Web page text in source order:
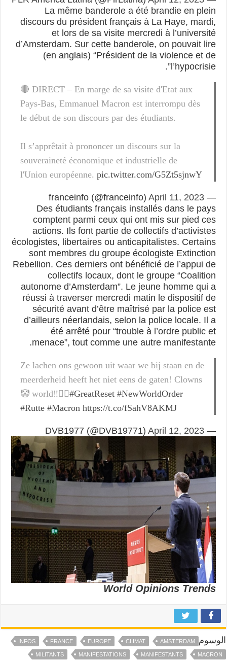
La même banderole a été brandie en plein
discours du président français à La Haye, mardi,
et lors de sa visite mercredi à l’université
d’Amsterdam. Sur cette banderole, on pouvait lire
(en anglais) “Président de la violence et de
l’hypocrisie”.
🔴 DIRECT – En marge de sa visite d'Etat aux
Pays-Bas, Emmanuel Macron est interrompu dès
le début de son discours par des étudiants.
Il s’apprêtait à prononcer un discours sur la
souveraineté économique et industrielle de
l'Union européenne.pic.twitter.com/G5Zt5sjnwY
— franceinfo (@franceinfo)
April 11, 2023
Des étudiants français installés dans le pays
comptent parmi ceux qui ont mis sur pied ces
actions. Ils font partie de collectifs d’activistes
écologistes, libertaires ou anticapitalistes. Certains
sont membres du groupe écologiste Extinction
Rebellion. Ces derniers ont bénéficié de l’appui de
collectifs locaux, dont le groupe “Coalition
autonome d’Amsterdam”. Le jeune homme qui a
réussi à traverser mercredi matin le dispositif de
sécurité avant d’être maîtrisé par la police est
d’ailleurs néerlandais, selon la police locale. Il a
été arrêté pour “trouble à l’ordre public et
menace”, tout comme une autre manifestante.
Ze lachen ons gewoon uit waar we bij staan en de
meerderheid heeft het niet eens de gaten! Clowns
🤡 world‼️👇🏻#GreatReset #NewWorldOrder
#Rutte #Macron https://t.co/fSahV8AKMJ
— DVB1977 (@DVB19771)
April 12, 2023
World Opinions Trends
الوسوم AMSTERDAM
CLIMAT
EUROPE
FRANCE
INFOS
MACRON
MANIFESTANTS
MANIFESTATIONS
MILITANTS